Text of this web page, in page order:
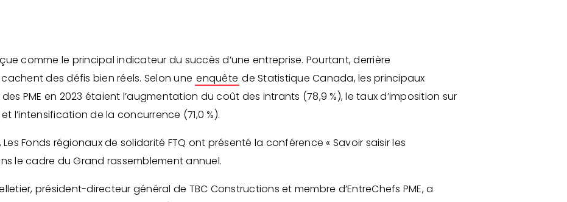
comme le principal indicateur du succès d’une entreprise. Pourtant, derrière
des défis bien réels. Selon une enquête de Statistique Canada, les principaux
PME en 2023 étaient l’augmentation du coût des intrants (78,9 %), le taux d’imposition sur
l’intensification de la concurrence (71,0 %).
Fonds régionaux de solidarité FTQ ont présenté la conférence « Savoir saisir les
le cadre du Grand rassemblement annuel.
président-directeur général de TBC Constructions et membre d’EntreChefs PME, a